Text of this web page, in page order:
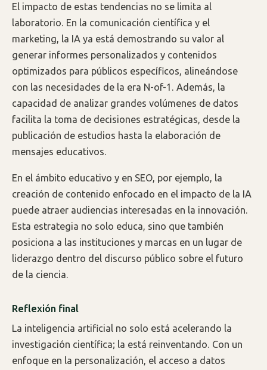
El impacto de estas tendencias no se limita al
laboratorio. En la comunicación científica y el
marketing, la IA ya está demostrando su valor al
generar informes personalizados y contenidos
optimizados para públicos específicos, alineándose
con las necesidades de la era N-of-1. Además, la
capacidad de analizar grandes volúmenes de datos
facilita la toma de decisiones estratégicas, desde la
publicación de estudios hasta la elaboración de
mensajes educativos.
En el ámbito educativo y en SEO, por ejemplo, la
creación de contenido enfocado en el impacto de la IA
puede atraer audiencias interesadas en la innovación.
Esta estrategia no solo educa, sino que también
posiciona a las instituciones y marcas en un lugar de
liderazgo dentro del discurso público sobre el futuro
de la ciencia.
Reflexión final
La inteligencia artificial no solo está acelerando la
investigación científica; la está reinventando. Con un
enfoque en la personalización, el acceso a datos